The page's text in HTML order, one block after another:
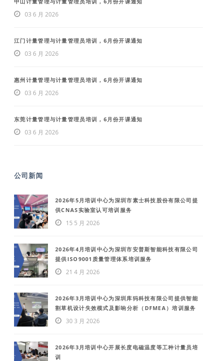
03 6 月 2026
江门计量管理与计量管理员培训，6月份开课通知
03 6 月 2026
惠州计量管理与计量管理员培训，6月份开课通知
03 6 月 2026
东莞计量管理与计量管理员培训，6月份开课通知
03 6 月 2026
公司新闻
2026年5月培训中心为深圳市素士科技股份有限公司提
供CNAS实验室认可培训服务
15 5 月 2026
2026年4月培训中心为深圳市安普斯智能科技有限公司
提供ISO9001质量管理体系培训服务
21 4 月 2026
2026年3月培训中心为深圳库犸科技有限公司提供智能
割草机设计失效模式及影响分析（DFMEA）培训服务
30 3 月 2026
2026年3月培训中心开展长度电磁温度等工种计量员培
训